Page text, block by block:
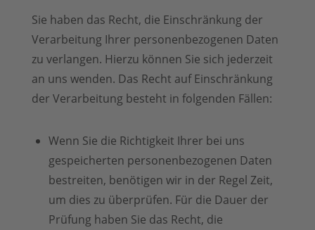
Sie haben das Recht, die Einschränkung der
Verarbeitung Ihrer personenbezogenen Daten
zu verlangen. Hierzu können Sie sich jederzeit
an uns wenden. Das Recht auf Einschränkung
der Verarbeitung besteht in folgenden Fällen:
Wenn Sie die Richtigkeit Ihrer bei uns
gespeicherten personenbezogenen Daten
bestreiten, benötigen wir in der Regel Zeit,
um dies zu überprüfen. Für die Dauer der
Prüfung haben Sie das Recht, die